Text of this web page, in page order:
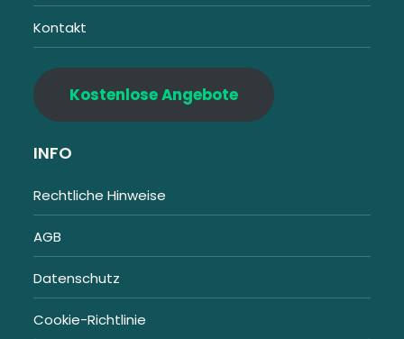
Kontakt
Kostenlose Angebote
INFO
Rechtliche Hinweise
AGB
Datenschutz
Cookie-Richtlinie